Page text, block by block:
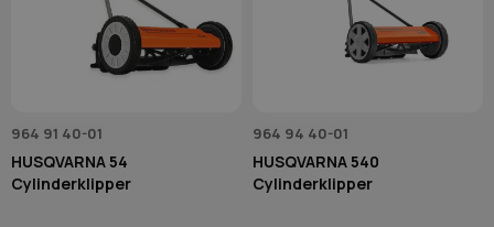
964 91 40-01
HUSQVARNA 54
Cylinderklipper
964 94 40-01
HUSQVARNA 540
Cylinderklipper